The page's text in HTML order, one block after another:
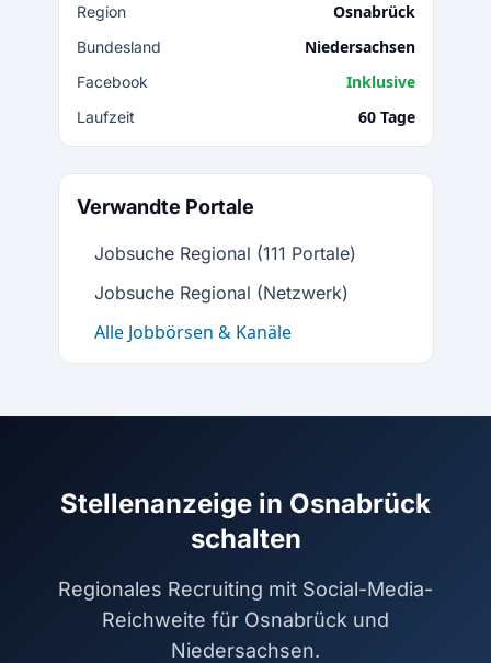
Region Osnabrück
Bundesland Niedersachsen
Facebook Inklusive
Laufzeit 60 Tage
Verwandte Portale
Jobsuche Regional (111 Portale)
Jobsuche Regional (Netzwerk)
Alle Jobbörsen & Kanäle
Stellenanzeige in Osnabrück
schalten
Regionales Recruiting mit Social-Media-
Reichweite für Osnabrück und
Niedersachsen.